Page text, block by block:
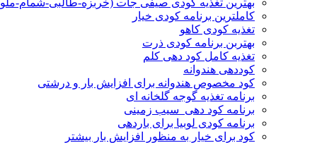
بهترین تغذیه کودی صیفی جات (خربزه-طالبی-شمام-
کاملترین برنامه کودی خیار
تغذیه کودی کاهو
بهتربن برنامه کودی ذرت
تغذیه کامل کود دهی کلم
کوددهی هندوانه
کود مخصوص هندوانه برای افزایش بار و درشتی
برنامه تغذیه گوجه گلخانه ای
برنامه کود دهی سیب زمینی
برنامه کودی لوبیا برای باردهی
کود برای خیار به منظور افزایش بار بیشتر